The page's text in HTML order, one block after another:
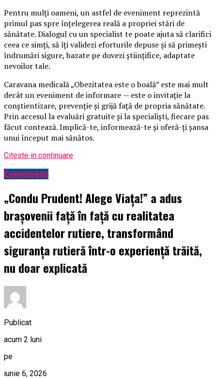
Pentru mulți oameni, un astfel de eveniment reprezintă
primul pas spre înțelegerea reală a propriei stări de
sănătate. Dialogul cu un specialist te poate ajuta să clarifici
ceea ce simți, să îți validezi eforturile depuse și să primești
îndrumări sigure, bazate pe dovezi științifice, adaptate
nevoilor tale.
Caravana medicală „Obezitatea este o boală” este mai mult
decât un eveniment de informare — este o invitație la
conștientizare, prevenție și grijă față de propria sănătate.
Prin accesul la evaluări gratuite și la specialiști, fiecare pas
făcut contează. Implică-te, informează-te și oferă-ți șansa
unui început mai sănătos.
Citeste in continuare
Eveniment
„Condu Prudent! Alege Viața!” a adus
brașovenii față în față cu realitatea
accidentelor rutiere, transformând
siguranța rutieră într-o experiență trăită,
nu doar explicată
Publicat
acum 2 luni
pe
iunie 6, 2026